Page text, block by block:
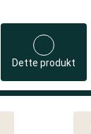
Dette produkt